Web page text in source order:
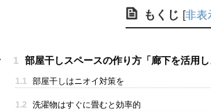
もくじ [非表
1 部屋干しスペースの作り方「廊下を活用し
1.1 部屋干しはニオイ対策を
1.2 洗濯物はすぐに畳むと効率的